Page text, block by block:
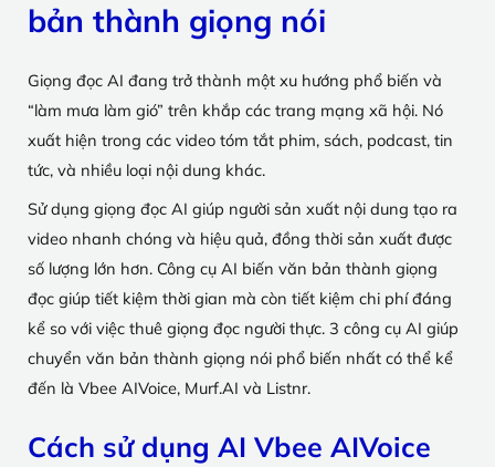
bản thành giọng nói
Giọng đọc AI đang trở thành một xu hướng phổ biến và
“làm mưa làm gió” trên khắp các trang mạng xã hội. Nó
xuất hiện trong các video tóm tắt phim, sách, podcast, tin
tức, và nhiều loại nội dung khác.
Sử dụng giọng đọc AI giúp người sản xuất nội dung tạo ra
video nhanh chóng và hiệu quả, đồng thời sản xuất được
số lượng lớn hơn. Công cụ AI biến văn bản thành giọng
đọc giúp tiết kiệm thời gian mà còn tiết kiệm chi phí đáng
kể so với việc thuê giọng đọc người thực. 3 công cụ AI giúp
chuyển văn bản thành giọng nói phổ biến nhất có thể kể
đến là Vbee AIVoice, Murf.AI và Listnr.
Cách sử dụng AI Vbee AIVoice